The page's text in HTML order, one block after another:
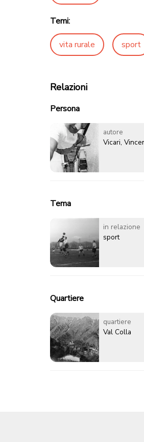
Temi:
vita rurale sport
Relazioni
Persona
autore
Vicari,
Tema
in relazione
sport
Quartiere
quartiere
Val Colla